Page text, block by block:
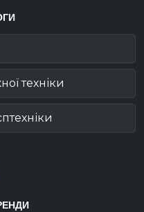
техніки